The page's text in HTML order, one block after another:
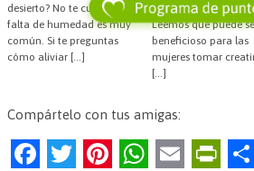
desierto? No te culpes: la
falta de humedad es muy
común. Si te preguntas
cómo aliviar […]
redes sociales es
Leemos que puede
beneficioso para las
mujeres tomar
[…]
Compártelo con tus amigas:
F
T
Pi
W
E
Pr